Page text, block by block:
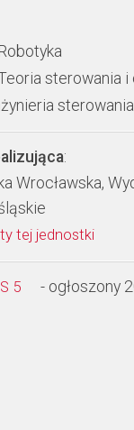
sterowania
sterowania
:
Wrocławska,
tej jednostki
5 - ogłoszony